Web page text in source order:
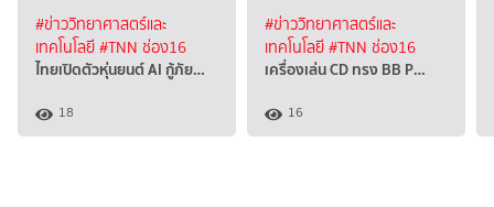
#ข่าววิทยาศาสตร์และ
เทคโนโลยี#TNN ช่อง16
ไทยเปิดตัวหุ่นยนต์ AI กู้ภัย…
18
#ข่าววิทยาศาสตร์และ
เทคโนโลยี#TNN ช่อง16
เครื่องเล่น CD ทรง BB P…
16